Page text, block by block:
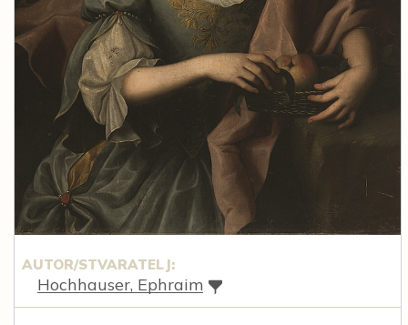
AUTOR/STVARATELJ:
Hochhauser, Ephraim